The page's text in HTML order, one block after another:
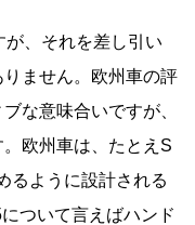
が、それを差し引い
ません。欧州車の評
な意味合いですが、
欧州車は、たとえS
るように設計される
ついて言えばハンド